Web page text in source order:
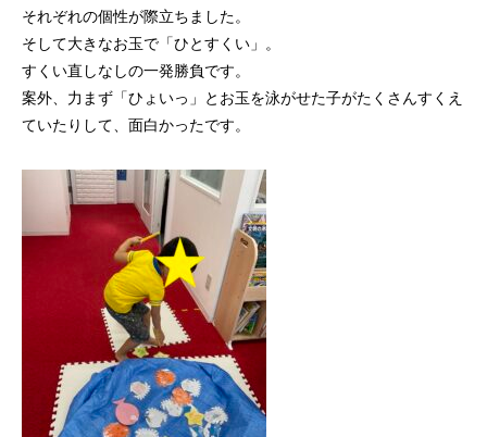
それぞれの個性が際立ちました。
そして大きなお玉で「ひとすくい」。
すくい直しなしの一発勝負です。
案外、力まず「ひょいっ」とお玉を泳がせた子がたくさんすくえ
ていたりして、面白かったです。